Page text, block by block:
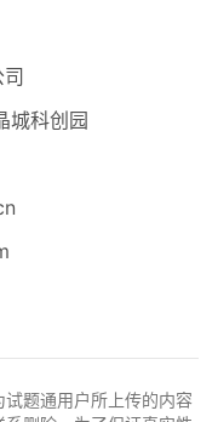
城科创园
题通用户所上传的内容